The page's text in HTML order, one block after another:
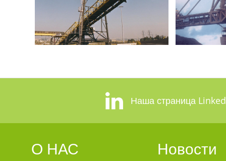
Наша страница
О НАС Новости